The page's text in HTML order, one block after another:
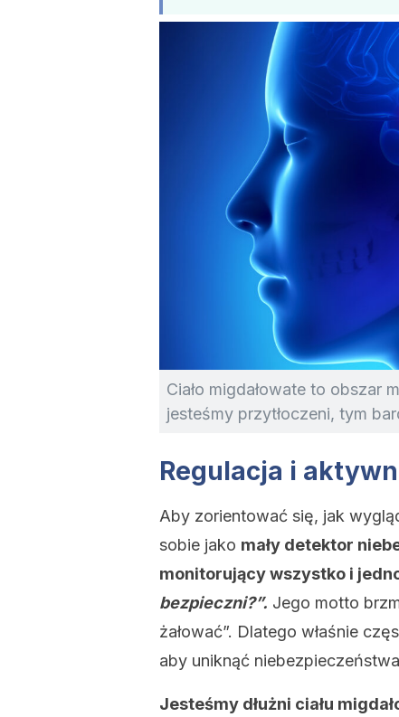
Ciało migdałowate to obszar
jesteśmy przytłoczeni, tym
Regulacja i
Aby zorientować się, jak
sobie jako mały detektor
monitorujący wszystko i
bezpieczni?”. Jego motto
żałować”. Dlatego właśnie
aby uniknąć
Jesteśmy dłużni ciału